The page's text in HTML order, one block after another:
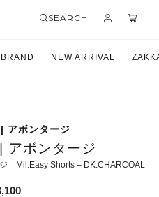
SEARCH
BRAND NEW ARRIVAL
アボンタージ
アボンタージ
ジ Mil.Easy Shorts – DK.CHARCOAL